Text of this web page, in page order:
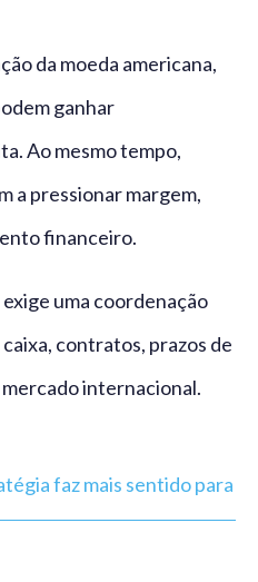
da moeda americana,
ganhar
Ao mesmo tempo,
a pressionar margem,
financeiro.
uma coordenação
contratos, prazos de
internacional.
faz mais sentido para